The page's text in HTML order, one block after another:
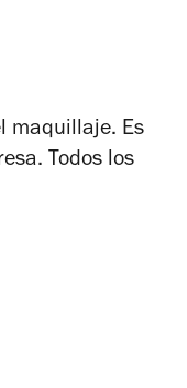
maquillaje. Es
Todos los